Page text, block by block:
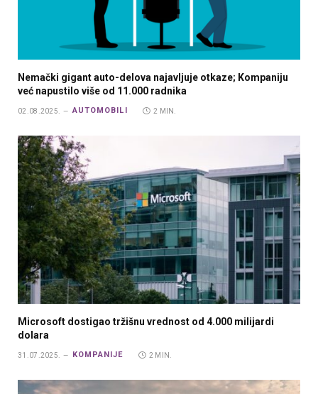
Nemački gigant auto-delova najavljuje otkaze; Kompaniju
već napustilo više od 11.000 radnika
02.08.2025. AUTOMOBILI 2 MIN.
Microsoft dostigao tržišnu vrednost od 4.000 milijardi
dolara
31.07.2025. KOMPANIJE 2 MIN.